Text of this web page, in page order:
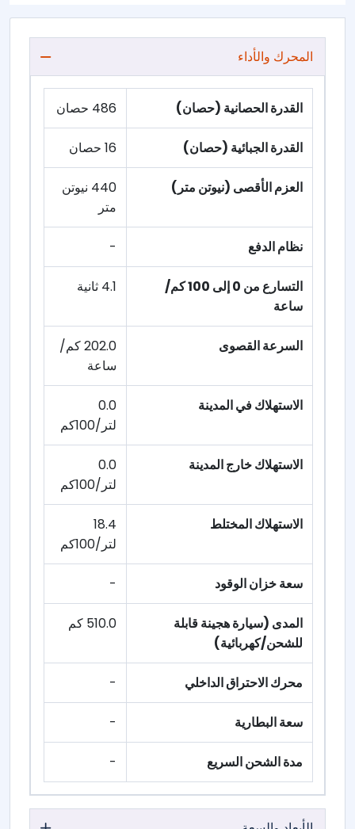
المحرك والأداء
القدرة الحصانية (حصان) 486 حصان
القدرة الجبائية (حصان) 16 حصان
العزم الأقصى (نيوتن متر)
440 نيوتن
متر
نظام الدفع -
التسارع من 0 إلى 100 كم/
ساعة
4.1 ثانية
السرعة القصوى
202.0 كم/
ساعة
الاستهلاك في المدينة
0.0
لتر/100كم
الاستهلاك خارج المدينة
0.0
لتر/100كم
الاستهلاك المختلط
18.4
لتر/100كم
سعة خزان الوقود -
المدى (سيارة هجينة قابلة
للشحن/كهربائية)
510.0 كم
محرك الاحتراق الداخلي -
سعة البطارية -
مدة الشحن السريع -